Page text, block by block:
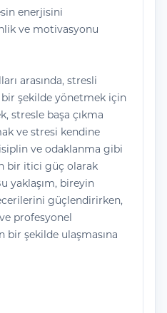
enerjisini
ve motivasyonu
arasında, stresli
şekilde yönetmek için
stresle başa çıkma
ve stresi kendine
ve odaklanma gibi
bir itici güç olarak
yaklaşım, bireyin
güçlendirirken,
profesyonel
bir şekilde ulaşmasına